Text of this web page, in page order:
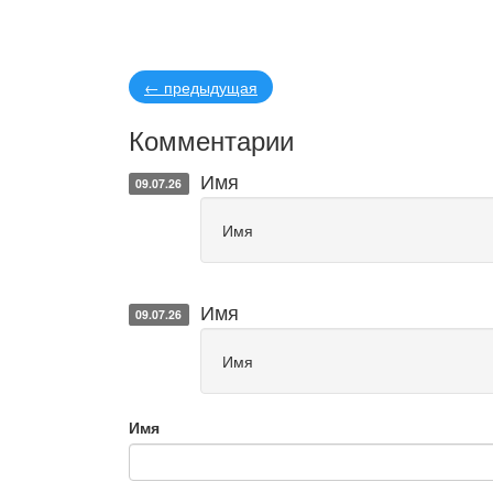
← предыдущая
Комментарии
09.07.26 Имя
Имя
09.07.26 Имя
Имя
Имя